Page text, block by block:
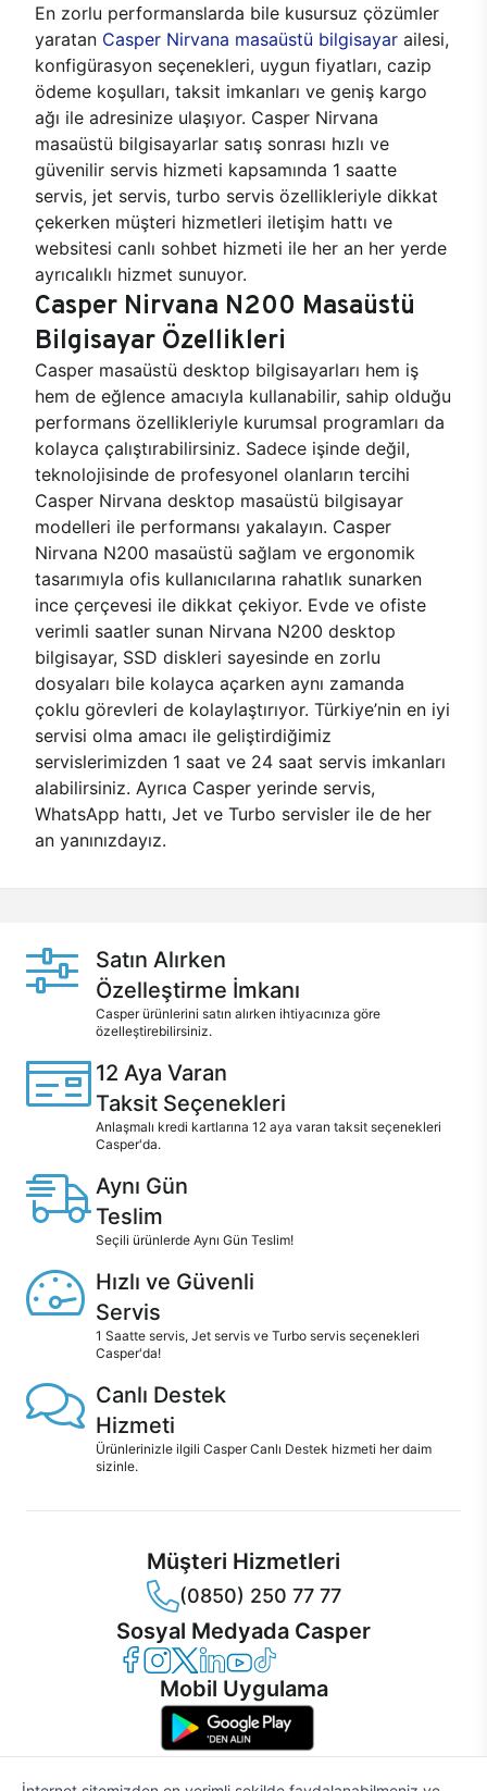
En zorlu performanslarda bile kusursuz çözümler
yaratan Casper Nirvana masaüstü bilgisayar ailesi,
konfigürasyon seçenekleri, uygun fiyatları, cazip
ödeme koşulları, taksit imkanları ve geniş kargo
ağı ile adresinize ulaşıyor. Casper Nirvana
masaüstü bilgisayarlar satış sonrası hızlı ve
güvenilir servis hizmeti kapsamında 1 saatte
servis, jet servis, turbo servis özellikleriyle dikkat
çekerken müşteri hizmetleri iletişim hattı ve
websitesi canlı sohbet hizmeti ile her an her yerde
ayrıcalıklı hizmet sunuyor.
Casper Nirvana N200 Masaüstü
Bilgisayar Özellikleri
Casper masaüstü desktop bilgisayarları hem iş
hem de eğlence amacıyla kullanabilir, sahip olduğu
performans özellikleriyle kurumsal programları da
kolayca çalıştırabilirsiniz. Sadece işinde değil,
teknolojisinde de profesyonel olanların tercihi
Casper Nirvana desktop masaüstü bilgisayar
modelleri ile performansı yakalayın. Casper
Nirvana N200 masaüstü sağlam ve ergonomik
tasarımıyla ofis kullanıcılarına rahatlık sunarken
ince çerçevesi ile dikkat çekiyor. Evde ve ofiste
verimli saatler sunan Nirvana N200 desktop
bilgisayar, SSD diskleri sayesinde en zorlu
dosyaları bile kolayca açarken aynı zamanda
çoklu görevleri de kolaylaştırıyor. Türkiye’nin en iyi
servisi olma amacı ile geliştirdiğimiz
servislerimizden 1 saat ve 24 saat servis imkanları
alabilirsiniz. Ayrıca Casper yerinde servis,
WhatsApp hattı, Jet ve Turbo servisler ile de her
an yanınızdayız.
Satın Alırken
Özelleştirme İmkanı
Casper ürünlerini satın alırken ihtiyacınıza göre
özelleştirebilirsiniz.
12 Aya Varan
Taksit Seçenekleri
Anlaşmalı kredi kartlarına 12 aya varan taksit seçenekleri
Casper'da.
Aynı Gün
Teslim
Seçili ürünlerde Aynı Gün Teslim!
Hızlı ve Güvenli
Servis
1 Saatte servis, Jet servis ve Turbo servis seçenekleri
Casper'da!
Canlı Destek
Hizmeti
Ürünlerinizle ilgili Casper Canlı Destek hizmeti her daim
sizinle.
Müşteri Hizmetleri
(0850) 250 77 77
Sosyal Medyada Casper
Casper Facebook
Casper Instagram
Casper Twitter
Casper LinkedIn
Casper YouTube
Casper TikTok
Mobil Uygulama